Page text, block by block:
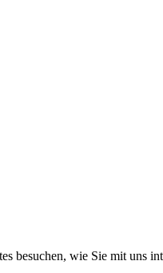
besuchen, wie Sie mit uns